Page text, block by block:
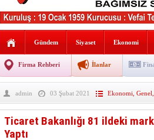
Okullarda yeni dönem:
değişti
taşınıyor
Hafif ticari araç takla attı!
“Yaz Seninle Güzel” doğa
Gündem Siyaset Ekonomi
Firma Rehberi İlanlar
admin 03 Şubat 2021 Ekonomi Genel
Ticaret Bakanlığı 81 ildeki
Yaptı